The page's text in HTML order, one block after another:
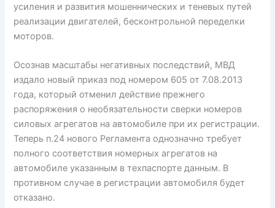
усиления и развития мошеннических и теневых путей
реализации двигателей, бесконтрольной переделки
моторов.
Осознав масштабы негативных последствий, МВД
издало новый приказ под номером 605 от 7.08.2013
года, который отменил действие прежнего
распоряжения о необязательности сверки номеров
силовых агрегатов на автомобиле при их регистрации.
Теперь п.24 нового Регламента однозначно требует
полного соответствия номерных агрегатов на
автомобиле указанным в техпаспорте данным. В
противном случае в регистрации автомобиля будет
отказано.